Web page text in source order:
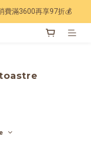
季 準備登場
費滿3600再享97折💰